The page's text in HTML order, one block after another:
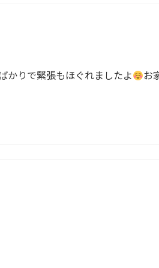
かりで緊張もほぐれましたよ
お